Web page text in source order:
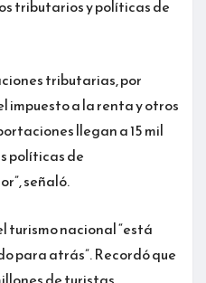
tributarios y políticas de
tributarias, por
impuesto a la renta y otros
llegan a 15 mil
políticas de
señaló.
turismo nacional “está
para atrás”. Recordó que